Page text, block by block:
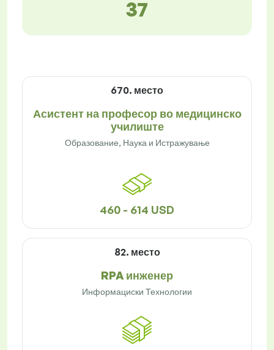
37
670. место
Асистент на професор во медицинско
училиште
Образование, Наука и Истражување
460 - 614 USD
82. место
RPA инженер
Информациски Технологии